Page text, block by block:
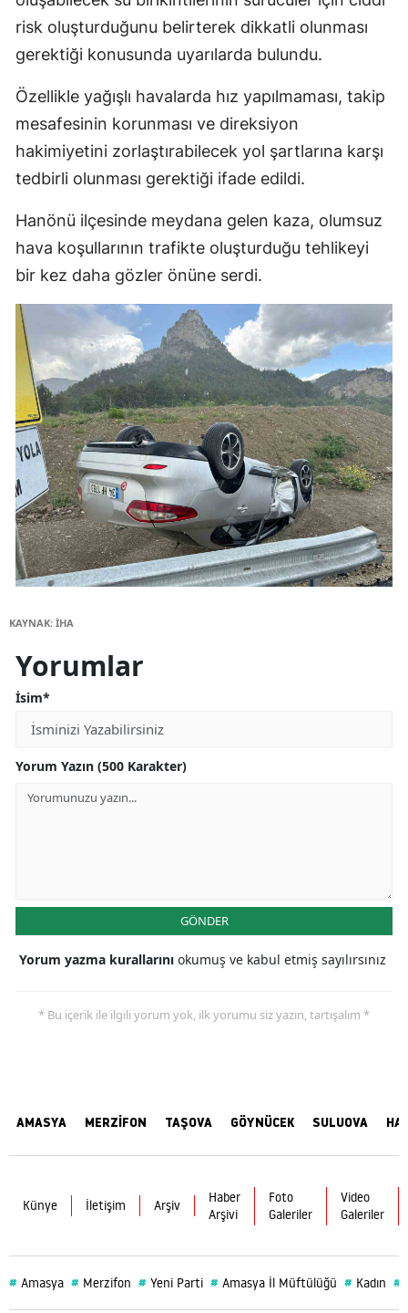
risk oluşturduğunu belirterek dikkatli olunması
gerektiği konusunda uyarılarda bulundu.
Özellikle yağışlı havalarda hız yapılmaması, takip
mesafesinin korunması ve direksiyon
hakimiyetini zorlaştırabilecek yol şartlarına karşı
tedbirli olunması gerektiği ifade edildi.
Hanönü ilçesinde meydana gelen kaza, olumsuz
hava koşullarının trafikte oluşturduğu tehlikeyi
bir kez daha gözler önüne serdi.
KAYNAK: İHA
Yorumlar
İsim*
Yorum Yazın (500 Karakter)
GÖNDER
Yorum yazma kurallarını okumuş ve kabul etmiş sayılırsınız
* Bu içerik ile ilgili yorum yok, ilk yorumu siz yazın, tartışalım *
AMASYA MERZİFON TAŞOVA GÖYNÜCEK SULUOVA
Künye İletişim Arşiv
Haber
Arşivi
Foto
Galeriler
Video
Galeriler
# Amasya # Merzifon # Yeni Parti # Amasya İl Müftülüğü # Kadın #